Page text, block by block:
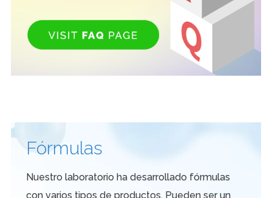
Fórmulas
Nuestro laboratorio ha desarrollado fórmulas
con varios tipos de productos. Pueden ser un